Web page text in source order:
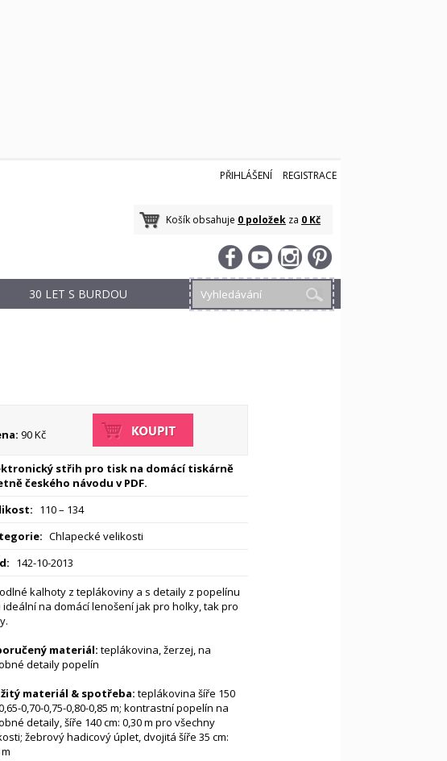
PŘIHLÁŠENÍ REGISTRACE
Košík obsahuje 0 položek za 0 Kč
30 LET S BURDOU
90 Kč
střih pro tisk na domácí tiskárně
českého návodu v PDF.
110 – 134
Chlapecké velikosti
142-10-2013
kalhoty z teplákoviny a s detaily z popelínu
ideální na domácí lenošení jak pro holky, tak pro
materiál: teplákovina, žerzej, na
detaily popelín
materiál & spotřeba: teplákovina šíře 150
0,70-0,75-0,80-0,85 m; kontrastní popelín na
detaily, šíře 140 cm: 0,30 m pro všechny
žebrový hadicový úplet, dvojitá šíře 35 cm: